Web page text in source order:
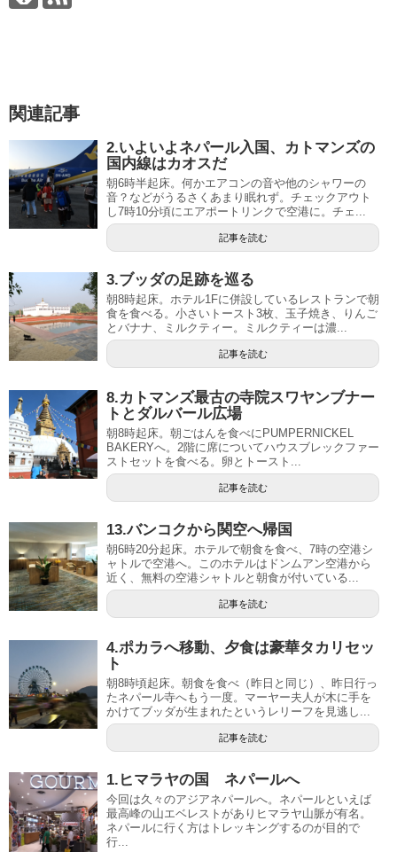
関連記事
2.いよいよネパール入国、カトマンズの
国内線はカオスだ
朝6時半起床。何かエアコンの音や他のシャワーの
音？などがうるさくあまり眠れず。チェックアウト
し7時10分頃にエアポートリンクで空港に。チェ...
記事を読む
3.ブッダの足跡を巡る
朝8時起床。ホテル1Fに併設しているレストランで朝
食を食べる。小さいトースト3枚、玉子焼き、りんご
とバナナ、ミルクティー。ミルクティーは濃...
記事を読む
8.カトマンズ最古の寺院スワヤンブナー
トとダルバール広場
朝8時起床。朝ごはんを食べにPUMPERNICKEL
BAKERYへ。2階に席についてハウスブレックファー
ストセットを食べる。卵とトースト...
記事を読む
13.バンコクから関空へ帰国
朝6時20分起床。ホテルで朝食を食べ、7時の空港シ
ャトルで空港へ。このホテルはドンムアン空港から
近く、無料の空港シャトルと朝食が付いている...
記事を読む
4.ポカラへ移動、夕食は豪華タカリセッ
ト
朝8時頃起床。朝食を食べ（昨日と同じ）、昨日行っ
たネパール寺へもう一度。マーヤー夫人が木に手を
かけてブッダが生まれたというレリーフを見逃し...
記事を読む
1.ヒマラヤの国 ネパールへ
今回は久々のアジアネパールへ。ネパールといえば
最高峰の山エベレストがありヒマラヤ山脈が有名。
ネパールに行く方はトレッキングするのが目的で
行...